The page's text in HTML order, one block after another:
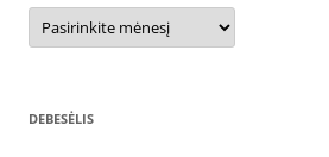
Archyvas
DEBESĖLIS